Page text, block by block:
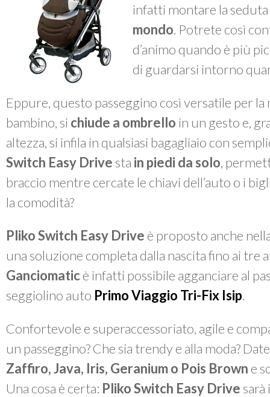
infatti montare la
mondo. Potrete così
d’animo quando è più
di guardarsi intorno
Eppure, questo passeggino così versatile per
bambino, si chiude a ombrello in un gesto e,
altezza, si infila in qualsiasi bagagliaio con
Switch Easy Drive sta in piedi da solo,
braccio mentre cercate le chiavi dell’auto o i
la comodità?
Pliko Switch Easy Drive è proposto anche
una soluzione completa dalla nascita fino ai tre
Ganciomaticè infatti possibile agganciare al
seggiolino auto Primo Viaggio Tri-Fix Isip.
Confortevole e superaccessoriato, agile e
un passeggino? Che sia trendy e alla moda?
Zaffiro, Java, Iris, Geranium o Pois Brown e
Una cosa è certa: Pliko Switch Easy Drive